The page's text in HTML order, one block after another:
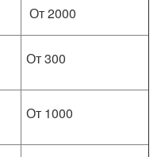
От 2000
От 300
От 1000